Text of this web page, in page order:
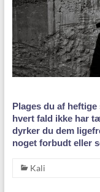
Plages du af
hvert fald ikke har
dyrker du dem
noget forbudt eller
Kali